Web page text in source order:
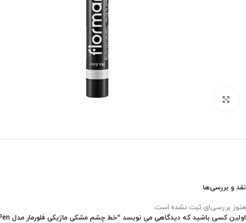
نقد و بررسی‌ها
هنوز بررسی‌ای ثبت نشده است.
اولین کسی باشید که دیدگاهی می نویسد “خط چشم مشکی ماژیکی فلورمار مدل Eyeliner Pen”